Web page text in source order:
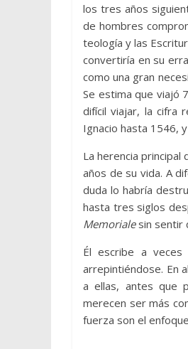
los tres años
de hombres
teología y las
convertiría en su
como una gran
Se estima que viajó
difícil viajar, la cifra
Ignacio hasta 1546,
La herencia
años de su vida. A
duda lo habría
hasta tres siglos
Memorialesin sentir
Él escribe a
arrepintiéndose. En
a ellas, antes que
merecen ser más
fuerza son el